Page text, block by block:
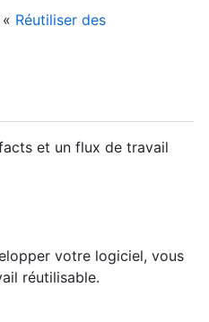
Réutiliser des
et un flux de travail
votre logiciel, vous
réutilisable.